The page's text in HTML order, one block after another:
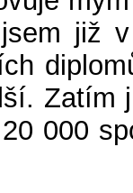
již
Zatím
000